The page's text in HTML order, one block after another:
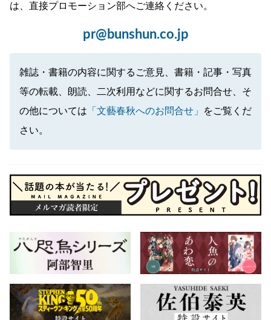
は、直接プロモーション部へご連絡ください。
pr@bunshun.co.jp
雑誌・書籍の内容に関するご意見、書籍・記事・写真
等の転載、朗読、二次利用などに関するお問合せ、そ
の他については 「文藝春秋へのお問合せ」
をご覧くだ
さい。